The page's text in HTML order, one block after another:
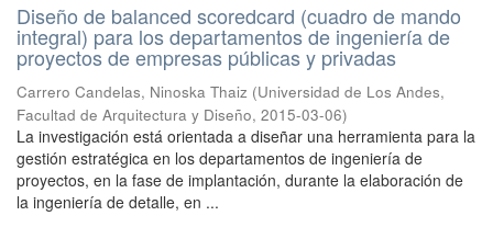
Diseño de balanced scoredcard (cuadro de mando
integral) para los departamentos de ingeniería de
proyectos de empresas públicas y privadas
Carrero Candelas, Ninoska Thaiz (Universidad de Los Andes,
Facultad de Arquitectura y Diseño, 2015-03-06)
La investigación está orientada a diseñar una herramienta para la
gestión estratégica en los departamentos de ingeniería de
proyectos, en la fase de implantación, durante la elaboración de
la ingeniería de detalle, en ...